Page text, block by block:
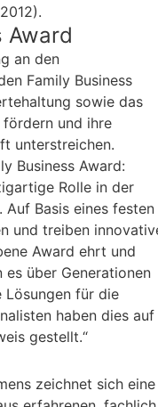
Award
an den
Family Business
sowie das
fördern und ihre
unterstreichen.
Business Award:
Rolle in der
Basis eines festen
und treiben
Award ehrt und
es über Generationen
Lösungen für die
haben dies auf
gestellt.“
zeichnet sich eine